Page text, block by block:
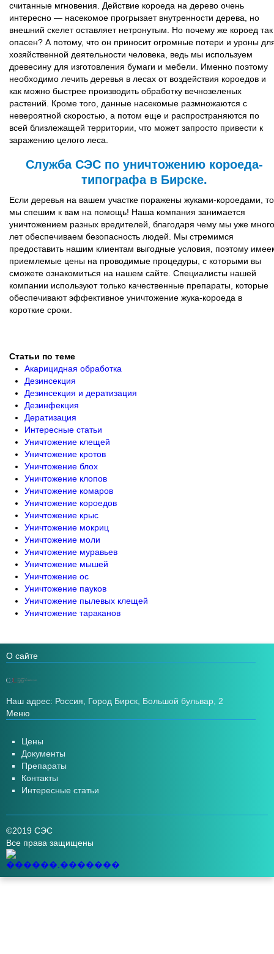
считанные мгновения. Действие короеда на дерево очень
интересно — насекомое прогрызает внутренности дерева, но
внешний скелет оставляет нетронутым. Но почему же короед так
опасен? А потому, что он приносит огромные потери и уроны
хозяйственной деятельности человека, ведь мы используем
древесину для изготовления бумаги и мебели. Именно поэтому
необходимо лечить деревья в лесах от воздействия короедов и
как можно быстрее производить обработку вечнозеленых
растений. Кроме того, данные насекомые размножаются с
невероятной скоростью, а потом еще и распространяются по
всей близлежащей территории, что может запросто привести к
заражению целого леса.
Служба СЭС по уничтожению короеда-
типографа в Бирске.
Если деревья на вашем участке поражены жуками-короедами, то
мы спешим к вам на помощь! Наша компания занимается
уничтожением разных вредителей, благодаря чему мы уже много
лет обеспечиваем безопасность людей. Мы стремимся
предоставить нашим клиентам выгодные условия, поэтому
приемлемые цены на проводимые процедуры, с которыми вы
сможете ознакомиться на нашем сайте. Специалисты нашей
компании используют только качественные препараты, которые
обеспечивают эффективное уничтожение жука-короеда в
короткие сроки.
Статьи по теме
Акарицидная обработка
Дезинсекция
Дезинсекция и дератизация
Дезинфекция
Дератизация
Интересные статьи
Уничтожение клещей
Уничтожение кротов
Уничтожение блох
Уничтожение клопов
Уничтожение комаров
Уничтожение короедов
Уничтожение крыс
Уничтожение мокриц
Уничтожение моли
Уничтожение муравьев
Уничтожение мышей
Уничтожение ос
Уничтожение пауков
Уничтожение пылевых клещей
Уничтожение тараканов
О сайте
Наш адрес: Россия, Город Бирск, Большой бульвар, 2
Меню
Цены
Документы
Препараты
Контакты
Интересные статьи
©2019 СЭС
Все права защищены